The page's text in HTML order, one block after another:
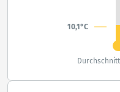
10,1°C